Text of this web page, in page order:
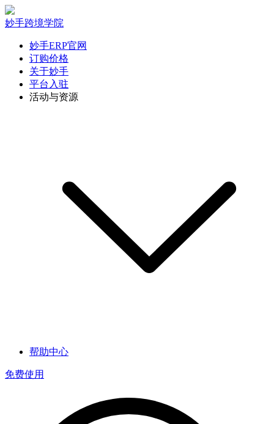
妙手跨境学院
妙手ERP官网
订购价格
关于妙手
平台入驻
活动与资源
帮助中心
免费使用